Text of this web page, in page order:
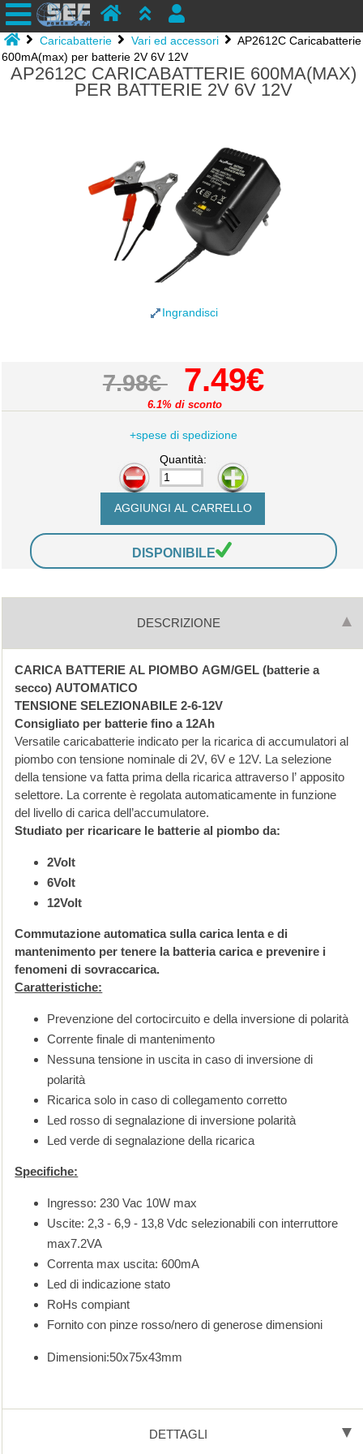
Caricabatterie Vari ed accessori
AP2612C Caricabatterie
600mA(max) per batterie 2V 6V 12V
AP2612C CARICABATTERIE 600MA(MAX)
PER BATTERIE 2V 6V 12V
Ingrandisci
7.98€ 7.49€
6.1% di sconto
+spese di spedizione
Quantità:
-
+
DISPONIBILE
DESCRIZIONE
CARICA BATTERIE AL PIOMBO AGM/GEL (batterie a
secco) AUTOMATICO
TENSIONE SELEZIONABILE 2-6-12V
Consigliato per batterie fino a 12Ah
Versatile caricabatterie indicato per la ricarica di accumulatori al
piombo con tensione nominale di 2V, 6V e 12V. La selezione
della tensione va fatta prima della ricarica attraverso l’ apposito
selettore. La corrente è regolata automaticamente in funzione
del livello di carica dell’accumulatore.
Studiato per ricaricare le batterie al piombo da:
2Volt
6Volt
12Volt
Commutazione automatica sulla carica lenta e di
mantenimento per tenere la batteria carica e prevenire i
fenomeni di sovraccarica.
Caratteristiche:
Prevenzione del cortocircuito e della inversione di polarità
Corrente finale di mantenimento
Nessuna tensione in uscita in caso di inversione di
polarità
Ricarica solo in caso di collegamento corretto
Led rosso di segnalazione di inversione polarità
Led verde di segnalazione della ricarica
Specifiche:
Ingresso: 230 Vac 10W max
Uscite: 2,3 - 6,9 - 13,8 Vdc selezionabili con interruttore
max7.2VA
Correnta max uscita: 600mA
Led di indicazione stato
RoHs compiant
Fornito con pinze rosso/nero di generose dimensioni
Dimensioni:50x75x43mm
DETTAGLI